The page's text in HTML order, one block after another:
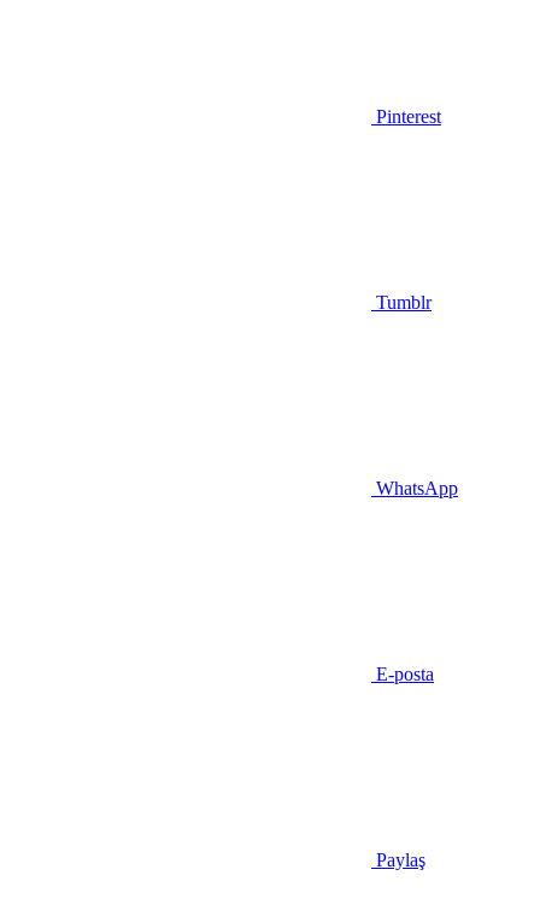
Pinterest
Tumblr
WhatsApp
E-posta
Paylaş